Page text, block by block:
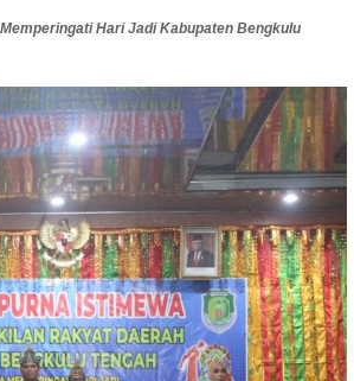
Hari Jadi Kabupaten Bengkulu